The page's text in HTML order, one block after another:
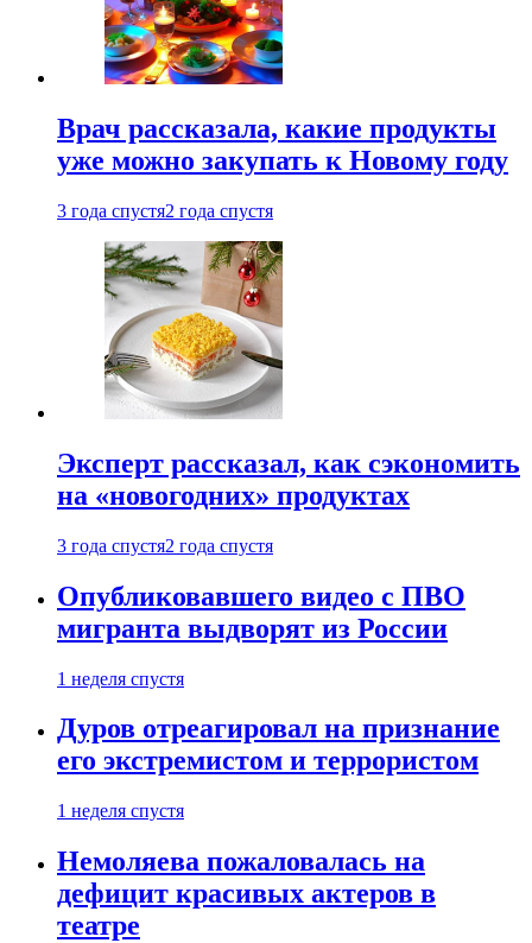
Врач рассказала, какие продукты
уже можно закупать к Новому году
3 года спустя2 года спустя
Эксперт рассказал, как сэкономить
на «новогодних» продуктах
3 года спустя2 года спустя
Опубликовавшего видео с ПВО
мигранта выдворят из России
1 неделя спустя
Дуров отреагировал на признание
его экстремистом и террористом
1 неделя спустя
Немоляева пожаловалась на
дефицит красивых актеров в
театре